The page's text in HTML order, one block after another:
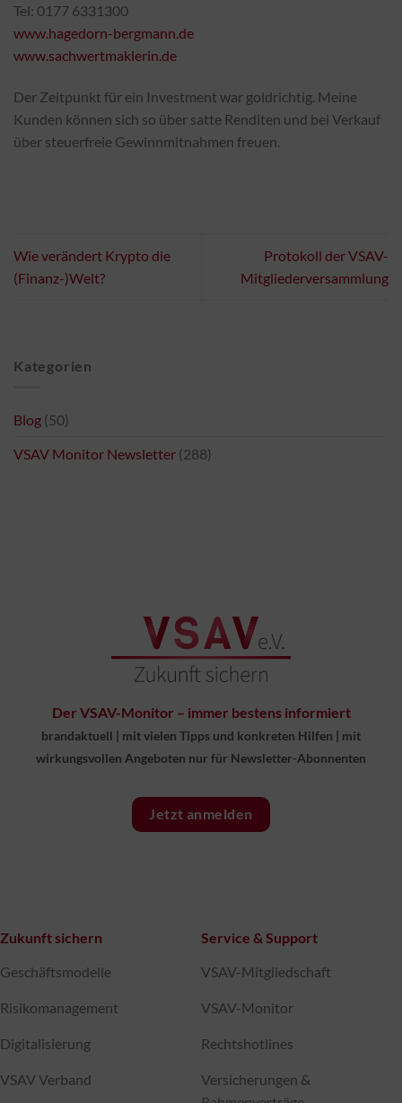
Tel: 0177 6331300
www.hagedorn-bergmann.de
www.sachwertmaklerin.de
Der Zeitpunkt für ein Investment war goldrichtig. Meine
Kunden können sich so über satte Renditen und bei Verkauf
über steuerfreie Gewinnmitnahmen freuen.
Wie verändert Krypto die
(Finanz-)Welt?
Protokoll der VSAV-
Mitgliederversammlung
Kategorien
Blog (50)
VSAV Monitor Newsletter (288)
Der VSAV-Monitor – immer bestens informiert
brandaktuell | mit vielen Tipps und konkreten Hilfen | mit
wirkungsvollen Angeboten nur für Newsletter-Abonnenten
Jetzt anmelden
Zukunft sichern
Geschäftsmodelle
Risikomanagement
Digitalisierung
VSAV Verband
Service & Support
VSAV-Mitgliedschaft
VSAV-Monitor
Rechtshotlines
Versicherungen &